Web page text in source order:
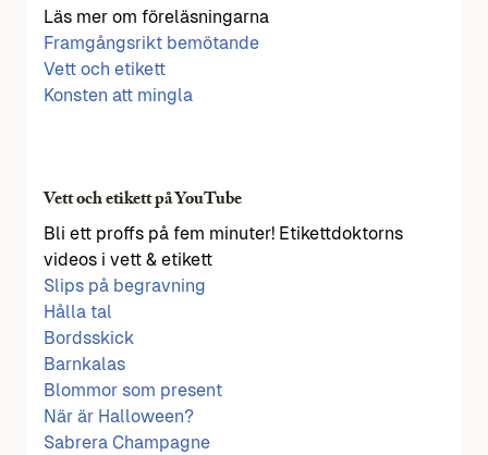
Läs mer om föreläsningarna
Framgångsrikt bemötande
Vett och etikett
Konsten att mingla
Vett och etikett på YouTube
Bli ett proffs på fem minuter! Etikettdoktorns
videos i vett & etikett
Slips på begravning
Hålla tal
Bordsskick
Barnkalas
Blommor som present
När är Halloween?
Sabrera Champagne